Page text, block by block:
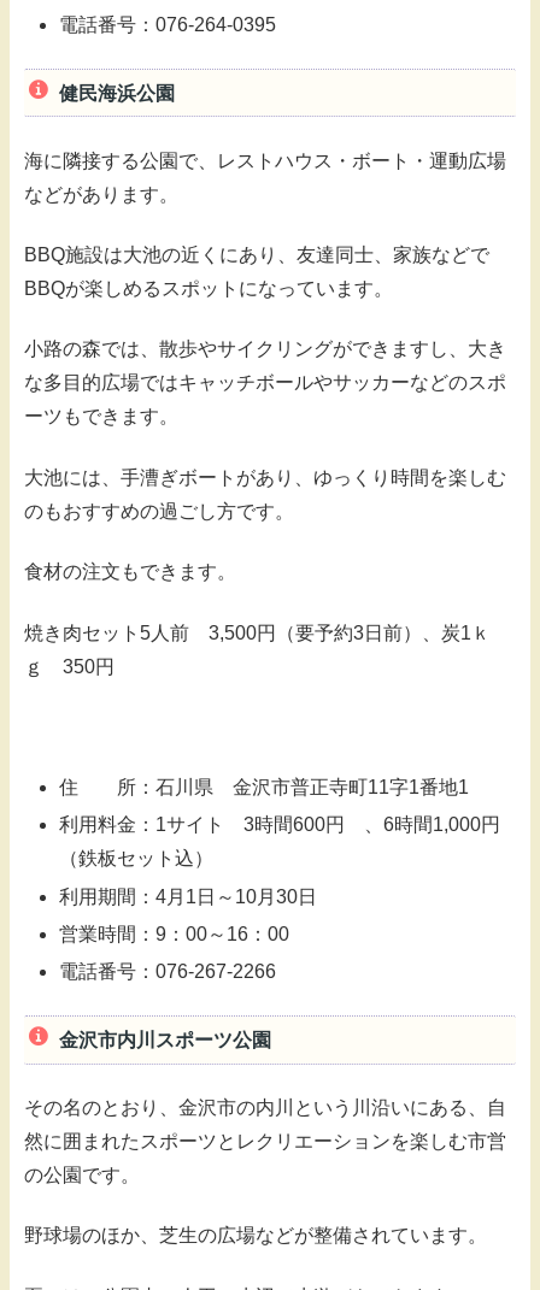
電話番号：076-264-0395
健民海浜公園
海に隣接する公園で、レストハウス・ボート・運動広場
などがあります。
BBQ施設は大池の近くにあり、友達同士、家族などで
BBQが楽しめるスポットになっています。
小路の森では、散歩やサイクリングができますし、大き
な多目的広場ではキャッチボールやサッカーなどのスポ
ーツもできます。
大池には、手漕ぎボートがあり、ゆっくり時間を楽しむ
のもおすすめの過ごし方です。
食材の注文もできます。
焼き肉セット5人前 3,500円（要予約3日前）、炭1ｋ
ｇ 350円
住 所：石川県 金沢市普正寺町11字1番地1
利用料金：1サイト 3時間600円 、6時間1,000円
（鉄板セット込）
利用期間：4月1日～10月30日
営業時間：9：00～16：00
電話番号：076-267-2266
金沢市内川スポーツ公園
その名のとおり、金沢市の内川という川沿いにある、自
然に囲まれたスポーツとレクリエーションを楽しむ市営
の公園です。
野球場のほか、芝生の広場などが整備されています。